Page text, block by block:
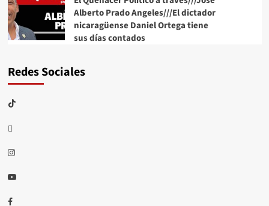
Alberto Prado Angeles///El dictador
nicaragüense Daniel Ortega tiene
sus días contados
Redes Sociales
TikTok
threads
Instagram
Youtube
Facebook